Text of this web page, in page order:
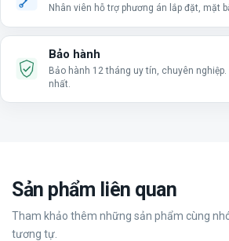
Nhân viên hỗ trợ phương án lắp đặt, mặt
Bảo hành
Bảo hành 12 tháng uy tín, chuyên
nhất.
Sản phẩm liên quan
Tham khảo thêm những sản phẩm cùng
tương tự.